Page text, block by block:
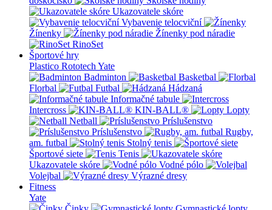
Ukazovatele skóre
Vybavenie telocviční
Žínenky
Žínenky pod náradie
RinoSet
Športové hry
Plastico Rototech Yate
Badminton
Basketbal
Florbal
Futbal
Hádzaná
Informačné tabule
Intercross
KIN-BALL®
Lopty
Netball
Príslušenstvo
Príslušenstvo
Rugby,
am. futbal
Stolný tenis
Športové siete
Tenis
Ukazovatele skóre
Vodné pólo
Volejbal
Výrazné dresy
Fitness
Yate